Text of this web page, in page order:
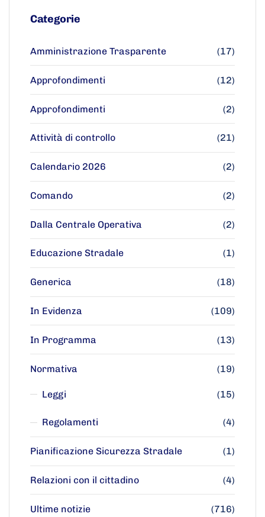
Categorie
Amministrazione Trasparente (17)
Approfondimenti (12)
Approfondimenti (2)
Attività di controllo (21)
Calendario 2026 (2)
Comando (2)
Dalla Centrale Operativa (2)
Educazione Stradale (1)
Generica (18)
In Evidenza (109)
In Programma (13)
Normativa (19)
Leggi (15)
Regolamenti (4)
Pianificazione Sicurezza Stradale (1)
Relazioni con il cittadino (4)
Ultime notizie (716)